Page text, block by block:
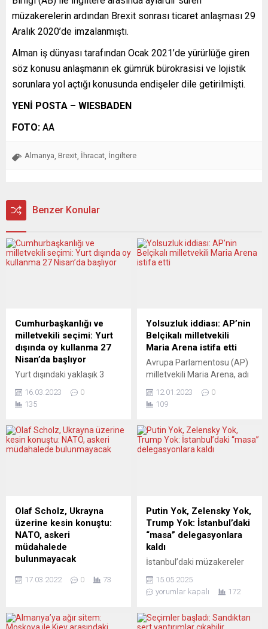
müzakerelerin ardından Brexit sonrası ticaret anlaşması 29
Aralık 2020’de imzalanmıştı.
Alman iş dünyası tarafından Ocak 2021’de yürürlüğe giren
söz konusu anlaşmanın ek gümrük bürokrasisi ve lojistik
sorunlara yol açtığı konusunda endişeler dile getirilmişti.
YENİ POSTA – WIESBADEN
FOTO: AA
Almanya Brexit İhracat İngiltere
Benzer Konular
Cumhurbaşkanlığı ve
milletvekili seçimi: Yurt
dışında oy kullanma 27
Nisan’da başlıyor
Yurt dışındaki yaklaşık 3
Mayıs’taki
Cumhurbaşkanlığı ve
başlıyor. Dünya genelinde
2014 yılından bu yana
Cumhurbaşkanı Seçimi ile
28. Dönem Milletvekili Genel
Seçimi için 27 Nisan 2023
tarihinden itibaren sandık
başına gidebilecek.
Türkiye’de...
16.03.2023
0
135
Yolsuzluk iddiası: AP’nin
Belçikalı milletvekili
Maria Arena istifa etti
Avrupa Parlamentosu (AP)
milletvekili Maria Arena, adı
resmen geçmese de medya
ve siyaset çevrelerinde
gerekçesiyle İnsan Hakları
Alt Komitesi Başkanlığı
milletvekillerinden Belçikalı
Arena, bazı gazeteciler ve
meslektaşlarının kendisine
yönelik suçlamaları
hakları alt...
12.01.2023
0
109
Olaf Scholz, Ukrayna
üzerine kesin konuştu:
NATO, askeri
müdahalede
bulunmayacak
Ukrayna Devlet Başkanı
konuşmasını yorumlarken,
17.03.2022 0 73
Putin Yok, Zelensky Yok,
Trump Yok: İstanbul’daki
“masa” delegasyonlara
kaldı
İstanbul’daki müzakereler
delegasyon düzeyinde
temsili dikkat çekiyor.
çabaları sürse de zirve
15.05.2025
yorumlar kapalı
172